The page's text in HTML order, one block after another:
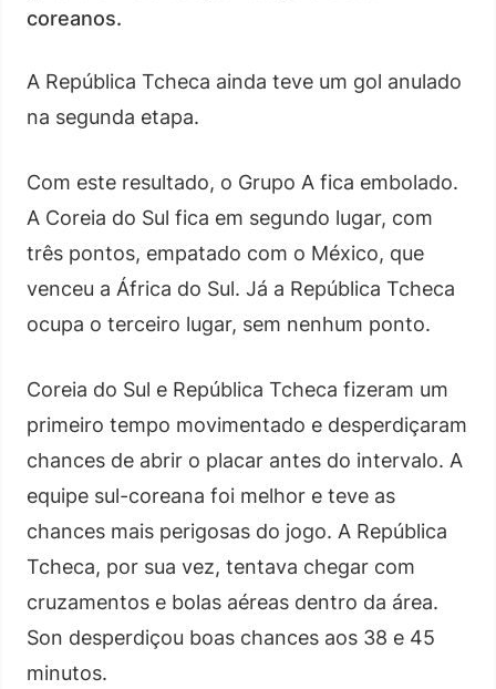
coreanos.
A República Tcheca ainda teve um gol anulado
na segunda etapa.
Com este resultado, o Grupo A fica embolado.
A Coreia do Sul fica em segundo lugar, com
três pontos, empatado com o México, que
venceu a África do Sul. Já a República Tcheca
ocupa o terceiro lugar, sem nenhum ponto.
Coreia do Sul e República Tcheca fizeram um
primeiro tempo movimentado e desperdiçaram
chances de abrir o placar antes do intervalo. A
equipe sul-coreana foi melhor e teve as
chances mais perigosas do jogo. A República
Tcheca, por sua vez, tentava chegar com
cruzamentos e bolas aéreas dentro da área.
Son desperdiçou boas chances aos 38 e 45
minutos.